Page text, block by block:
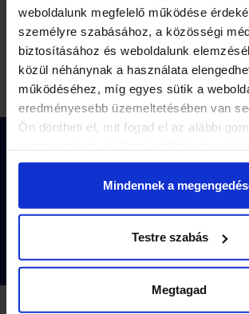
weboldalunk megfelelő működése
személyre szabásához, a közösségi
biztosításához és weboldalunk
közül néhánynak a használata
működéséhez, míg egyes sütik a
eredményesebb üzemeltetésében van
Ön döntheti el, mit fogad el az alábbi
módosíthatja. További részletekről
tájékoztatónkban.Mindennek a
Testre szabás
Megtagad
Választok küldetést
Hogyan működik a
Megnézem!